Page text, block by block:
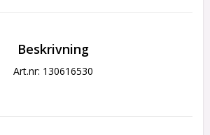
Beskrivning
Art.nr: 130616530